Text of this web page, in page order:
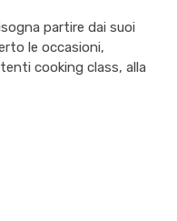
partire dai suoi
le occasioni,
cooking class, alla